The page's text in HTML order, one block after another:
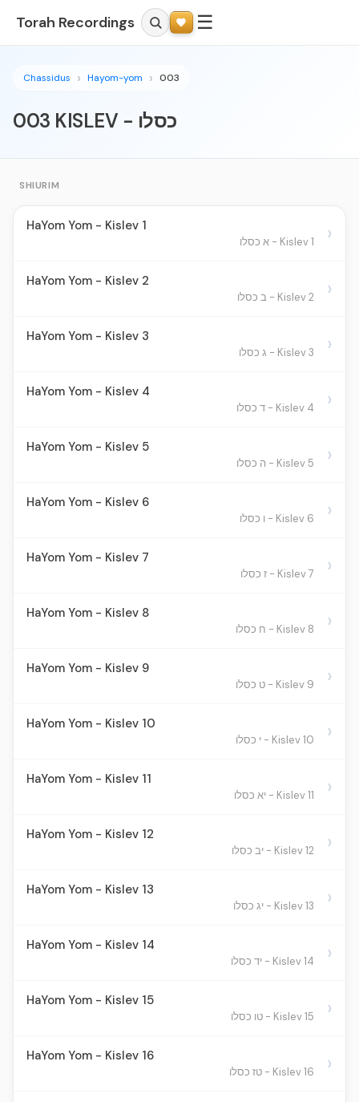
Torah Recordings ☰
Chassidus Hayom-yom 003
003 KISLEV - כסלו
SHIURIM
HaYom Yom - Kislev 1
Kislev 1 - א כסלו ›
HaYom Yom - Kislev 2
Kislev 2 - ב כסלו ›
HaYom Yom - Kislev 3
Kislev 3 - ג כסלו ›
HaYom Yom - Kislev 4
Kislev 4 - ד כסלו ›
HaYom Yom - Kislev 5
Kislev 5 - ה כסלו ›
HaYom Yom - Kislev 6
Kislev 6 - ו כסלו ›
HaYom Yom - Kislev 7
Kislev 7 - ז כסלו ›
HaYom Yom - Kislev 8
Kislev 8 - ח כסלו ›
HaYom Yom - Kislev 9
Kislev 9 - ט כסלו ›
HaYom Yom - Kislev 10
Kislev 10 - י כסלו ›
HaYom Yom - Kislev 11
Kislev 11 - יא כסלו ›
HaYom Yom - Kislev 12
Kislev 12 - יב כסלו ›
HaYom Yom - Kislev 13
Kislev 13 - יג כסלו ›
HaYom Yom - Kislev 14
Kislev 14 - יד כסלו ›
HaYom Yom - Kislev 15
Kislev 15 - טו כסלו ›
HaYom Yom - Kislev 16
Kislev 16 - טז כסלו ›